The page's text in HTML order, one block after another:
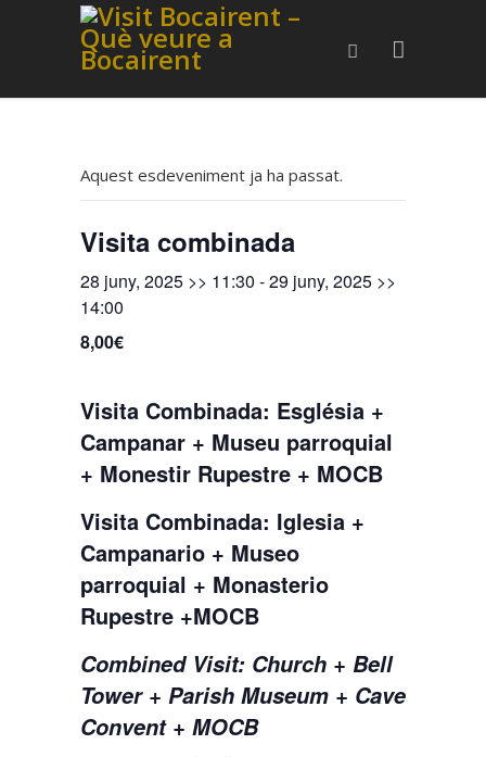
Aquest esdeveniment ja ha passat.
Visita combinada
28 juny, 2025 >> 11:30 -29 juny, 2025 >>
14:00
8,00€
Visita Combinada: Església +
Campanar + Museu parroquial
+ Monestir Rupestre + MOCB
Visita Combinada: Iglesia +
Campanario + Museo
parroquial + Monasterio
Rupestre +MOCB
Combined Visit: Church + Bell
Tower + Parish Museum + Cave
Convent + MOCB